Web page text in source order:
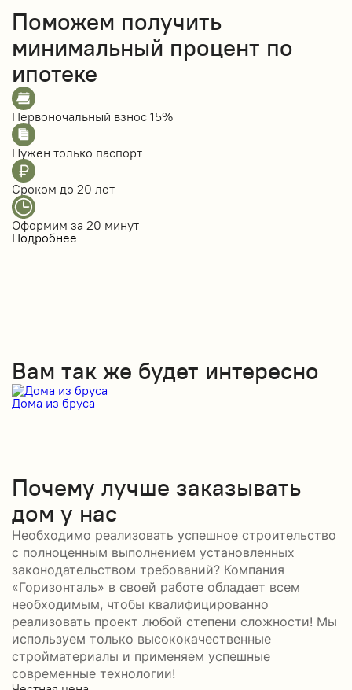
Поможем получить
минимальный процент по
ипотеке
Первоночальный взнос 15%
Нужен только паспорт
Сроком до 20 лет
Оформим за 20 минут
Подробнее
Вам так же будет интересно
Дома из бруса
Почему лучше заказывать
дом у нас
Необходимо реализовать успешное строительство
с полноценным выполнением установленных
законодательством требований? Компания
«Горизонталь» в своей работе обладает всем
необходимым, чтобы квалифицированно
реализовать проект любой степени сложности! Мы
используем только высококачественные
стройматериалы и применяем успешные
современные технологии!